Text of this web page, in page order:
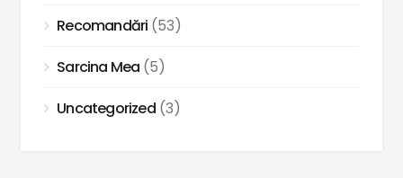
Recomandări (53)
Sarcina Mea (5)
Uncategorized(3)